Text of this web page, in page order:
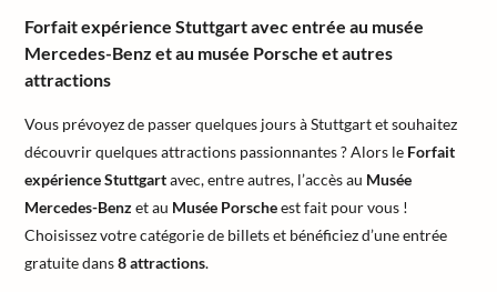
Forfait expérience Stuttgart avec entrée au musée
Mercedes-Benz et au musée Porsche et autres
attractions
Vous prévoyez de passer quelques jours à Stuttgart et souhaitez
découvrir quelques attractions passionnantes ? Alors le Forfait
expérience Stuttgartavec, entre autres, l’accès au Musée
Mercedes-Benzet au Musée Porscheest fait pour vous !
Choisissez votre catégorie de billets et bénéficiez d’une entrée
gratuite dans8 attractions.